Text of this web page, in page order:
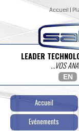
Accueil |
LEADER
...VOS
EN
Accueil
Evénements